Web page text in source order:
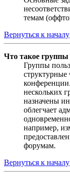
темам
Вернуться к началу
Что такое группы
Группы
структурные
нескольких
назначены
облегчает
например,
форумам.
Вернуться к началу